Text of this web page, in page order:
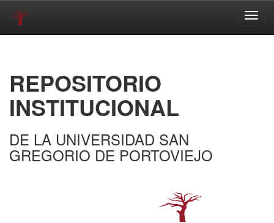
REPOSITORIO
INSTITUCIONAL
DE LA UNIVERSIDAD SAN
GREGORIO DE PORTOVIEJO